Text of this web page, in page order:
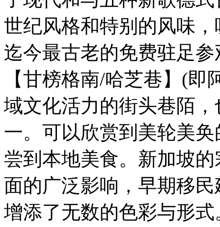
世纪风格和特别的风味
迄今最古老的免费驻足参
【甘榜格南/哈芝巷】(
域文化活力的街头巷陌
一。可以欣赏到美轮美
尝到本地美食。新加坡
面的广泛影响，早期移
增添了无数的色彩与形式